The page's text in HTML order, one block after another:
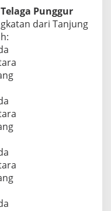
Punggur
dari Tanjung